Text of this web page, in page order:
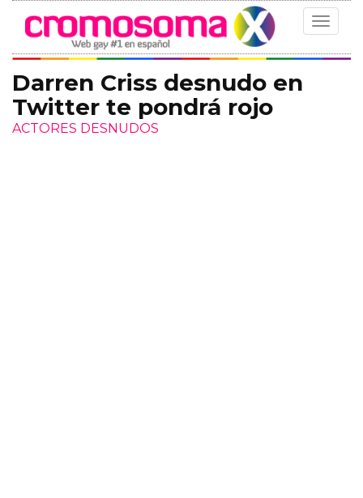
Toggle
Darren Criss desnudo en
Twitter te pondrá rojo
ACTORES DESNUDOS